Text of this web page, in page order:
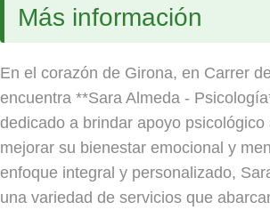
Más información
En el corazón de Girona, en Carrer
encuentra **Sara Almeda -
dedicado a brindar apoyo psicológico
mejorar su bienestar emocional y
enfoque integral y personalizado,
una variedad de servicios que